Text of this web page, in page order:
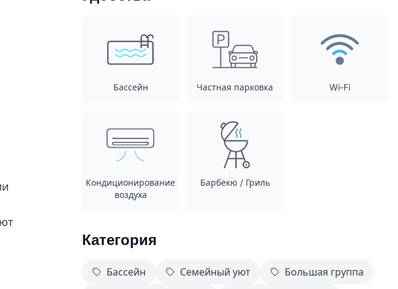
Бассейн Частная парковка Wi-Fi
Кондиционирование
воздуха
Барбекю / Гриль
Категория
Бассейн Семейный уют
Большая группа